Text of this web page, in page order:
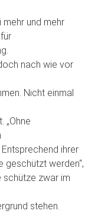
und mehr
nach wie vor
Nicht einmal
„Ohne
ihrer
geschützt werden“,
schütze zwar im
stehen.